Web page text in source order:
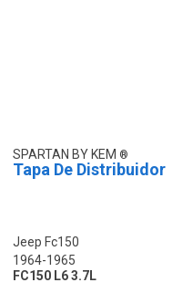
SPARTAN BY KEM
Tapa De Distribuidor
Jeep Fc150
1964-1965
FC150 L6 3.7L